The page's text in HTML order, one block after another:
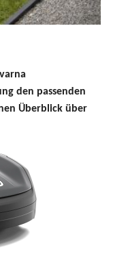
den passenden
Überblick über